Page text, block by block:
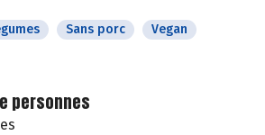
Sans porc
Vegan
personnes